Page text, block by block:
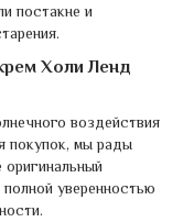
постакне и
Холи Ленд
воздействия
покупок, мы рады
уверенностью